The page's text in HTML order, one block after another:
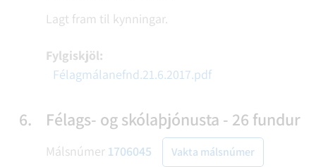
Lagt fram til kynningar.
Fylgiskjöl:
Félagmálanefnd.21.6.2017.pdf
6. Félags- og skólaþjónusta - 26 fundur
Málsnúmer 1706045 Vakta málsnúmer